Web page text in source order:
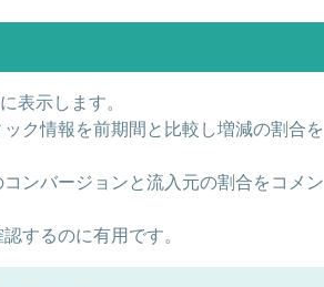
表示します。
ク情報を前期間と比較し増減の割合を
ンバージョンと流入元の割合をコメン
するのに有用です。